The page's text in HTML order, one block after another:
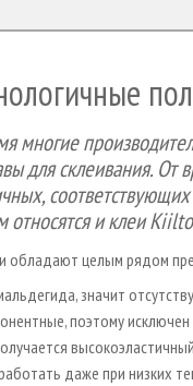
многие
для склеивания.
относятся и клеи
обладают целым рядом
значит
поэтому
даже при низких